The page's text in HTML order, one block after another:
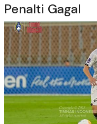
Penalti Gagal